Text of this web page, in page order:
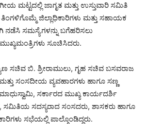
ಮಟ್ಟದಲ್ಲಿ ಜಾಗೃತ ಮತ್ತು ಉಸ್ತುವಾರಿ ಸಮಿತಿ
ತಿಂಗಳಿಗೊಮ್ಮೆ ಜಿಲ್ಲಾಧಿಕಾರಿಗಳು ಮತ್ತು ಸಹಾಯಕ
ನಡೆಸಿ ಸಮಸ್ಯೆಗಳನ್ನು ಬಗೆಹರಿಸಲು
ಸೂಚಿಸಿದರು.
ಸಚಿವ ಬಿ. ಶ್ರೀರಾಮುಲು, ಗೃಹ ಸಚಿವ ಬಸವರಾಜ
ಸಂಸದೀಯ ವ್ಯವಹಾರಗಳು ಹಾಗೂ ಸಣ್ಣ
ಸರ್ಕಾರದ ಮುಖ್ಯ ಕಾರ್ಯದರ್ಶಿ
ಸದಸ್ಯರಾದ ಸಂಸದರು, ಶಾಸಕರು ಹಾಗೂ
ಸಭೆಯಲ್ಲಿ ಪಾಲ್ಗೊಂಡಿದ್ದರು.